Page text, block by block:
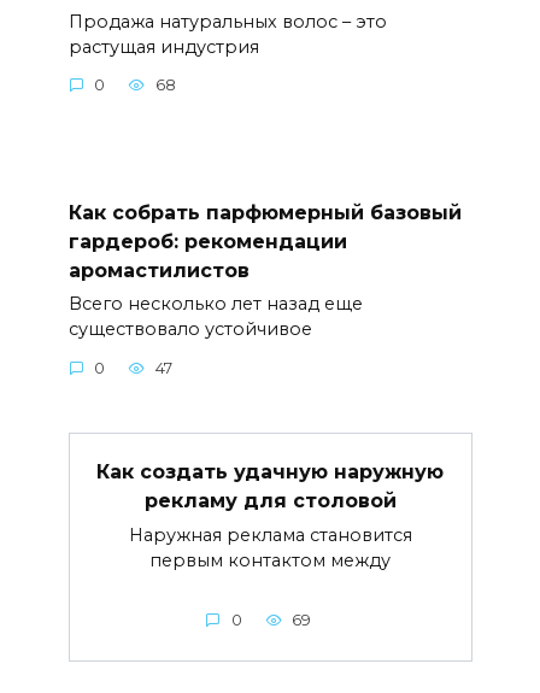
Продажа натуральных волос – это
растущая индустрия
0 68
Как собрать парфюмерный базовый
гардероб: рекомендации
аромастилистов
Всего несколько лет назад еще
существовало устойчивое
0 47
Как создать удачную наружную
рекламу для столовой
Наружная реклама становится
первым контактом между
0 69